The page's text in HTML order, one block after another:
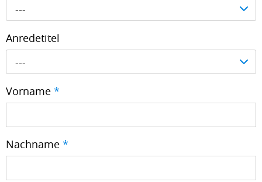
---
Anredetitel
---
Vorname *
Nachname *